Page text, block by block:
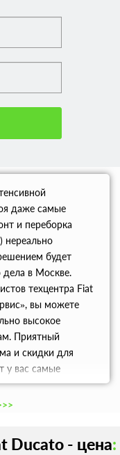
даже самые
и переборка
нереально
будет
дела в Москве.
техцентра Fiat
вы можете
высокое
Приятный
и скидки для
у вас самые
с техцентром.
Ducato - цена: